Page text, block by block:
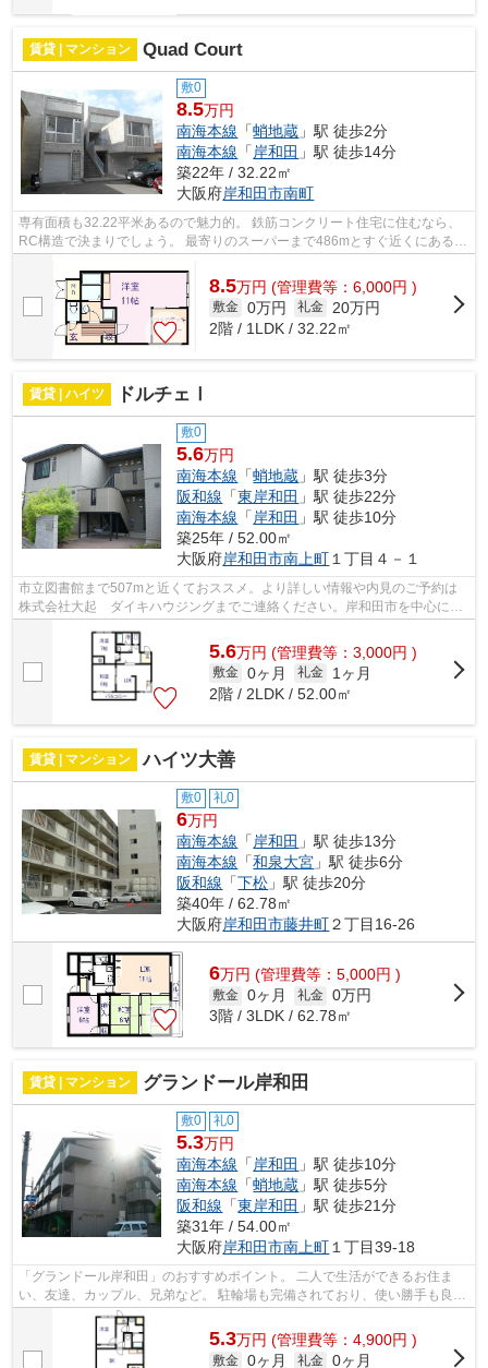
賃貸 | マンション Quad Court
敷0
8.5万円
南海本線 「蛸地蔵 」駅 徒歩2分
南海本線 「 岸和田 」駅 徒歩14分
築22年 / 32.22㎡
大阪府岸和田市南町
専有面積も32.22平米あるので魅力的。 鉄筋コンクリート住宅に住むなら、
RC構造で決まりでしょう。 最寄りのスーパーまで486mとすぐ近くにあるの
8.5万円 (管理費等：6,000円 )
敷金 0万円 礼金
20万円
2階 / 1LDK / 32.22㎡
賃貸 | ハイツ ドルチェⅠ
敷0
5.6万円
南海本線 「蛸地蔵 」駅 徒歩3分
阪和線 「東岸和田 」駅 徒歩22分
南海本線 「 岸和田 」駅 徒歩10分
築25年 / 52.00㎡
大阪府岸和田市南上町 １丁目４－１
市立図書館まで507mと近くておススメ。より詳しい情報や内見のご予約は
株式会社大起 ダイキハウジングまでご連絡ください。岸和田市を中心に不
5.6万円 (管理費等：3,000円 )
敷金 0ヶ月 礼金
1ヶ月
2階 / 2LDK / 52.00㎡
賃貸 | マンション ハイツ大善
敷0 礼0
6万円
南海本線 「 岸和田 」駅 徒歩13分
南海本線 「和泉大宮 」駅 徒歩6分
阪和線 「下松 」駅 徒歩20分
築40年 / 62.78㎡
大阪府岸和田市藤井町２丁目16-26
6万円 (管理費等：5,000円 )
敷金 0ヶ月 礼金 0万円
3階 / 3LDK / 62.78㎡
賃貸 | マンション グランドール岸和田
敷0 礼0
5.3万円
南海本線 「岸和田 」駅 徒歩10分
南海本線 「蛸地蔵 」駅 徒歩5分
阪和線 「東岸和田 」駅 徒歩21分
築31年 / 54.00㎡
大阪府岸和田市南上町 １丁目39-18
「グランドール岸和田」のおすすめポイント。 二人で生活ができるお住ま
い、友達、カップル、兄弟など。 駐輪場も完備されており、使い勝手も良好
となっています。 疲れを癒す快適な...
5.3万円 (管理費等：4,900円 )
敷金 0ヶ月 礼金 0ヶ月